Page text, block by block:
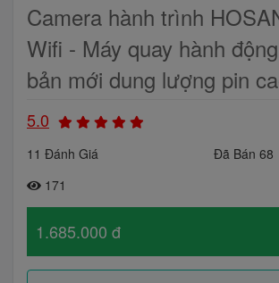
Camera hành trình
Wifi - Máy quay hành
bản mới dung lượng pin
5.0
11 Đánh Giá
Đã Bán 68
171
1.685.000 đ